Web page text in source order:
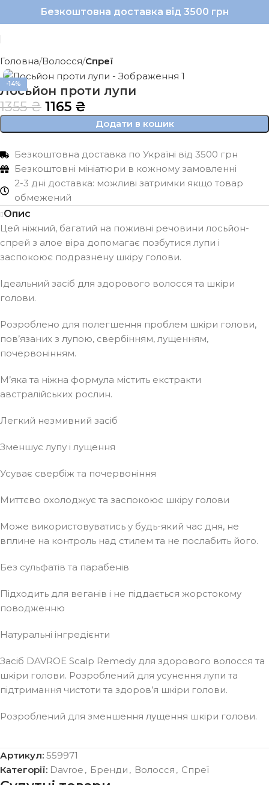
Безкоштовна доставка від 3500 грн
Головна Волосся Спреї
-14%
Лосьйон проти лупи
1355₴ 1165 ₴
Додати в кошик
Безкоштовна доставка по Україні від 3500 грн
Безкоштовні мініатюри в кожному замовленні
2-3 дні доставка: можливі затримки якщо товар
обмежений
Опис
Цей ніжний, багатий на поживні речовини лосьйон-
спрей з алое віра допомагає позбутися лупи і
заспокоює подразнену шкіру голови.
Ідеальний засіб для здорового волосся та шкіри
голови.
Розроблено для полегшення проблем шкіри голови,
пов’язаних з лупою, свербінням, лущенням,
почервонінням.
М’яка та ніжна формула містить екстракти
австралійських рослин.
Легкий незмивний засіб
Зменшує лупу і лущення
Усуває свербіж та почервоніння
Миттєво охолоджує та заспокоює шкіру голови
Може використовуватись у будь-який час дня, не
вплине на контроль над стилем та не послабить його.
Без сульфатів та парабенів
Підходить для веганів і не піддається жорстокому
поводженню
Натуральні інгредієнти
Засіб DAVROE Scalp Remedy для здорового волосся та
шкіри голови. Розроблений для усунення лупи та
підтримання чистоти та здоров’я шкіри голови.
Розроблений для зменшення лущення шкіри голови.
Артикул: 559971
Категорії: Davroe , Бренди , Волосся , Спреї